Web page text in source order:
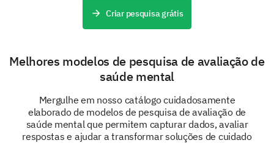
Criar pesquisa grátis
Melhores modelos de pesquisa de avaliação de
saúde mental
Mergulhe em nosso catálogo cuidadosamente
elaborado de modelos de pesquisa de avaliação de
saúde mental que permitem capturar dados, avaliar
respostas e ajudar a transformar soluções de cuidado